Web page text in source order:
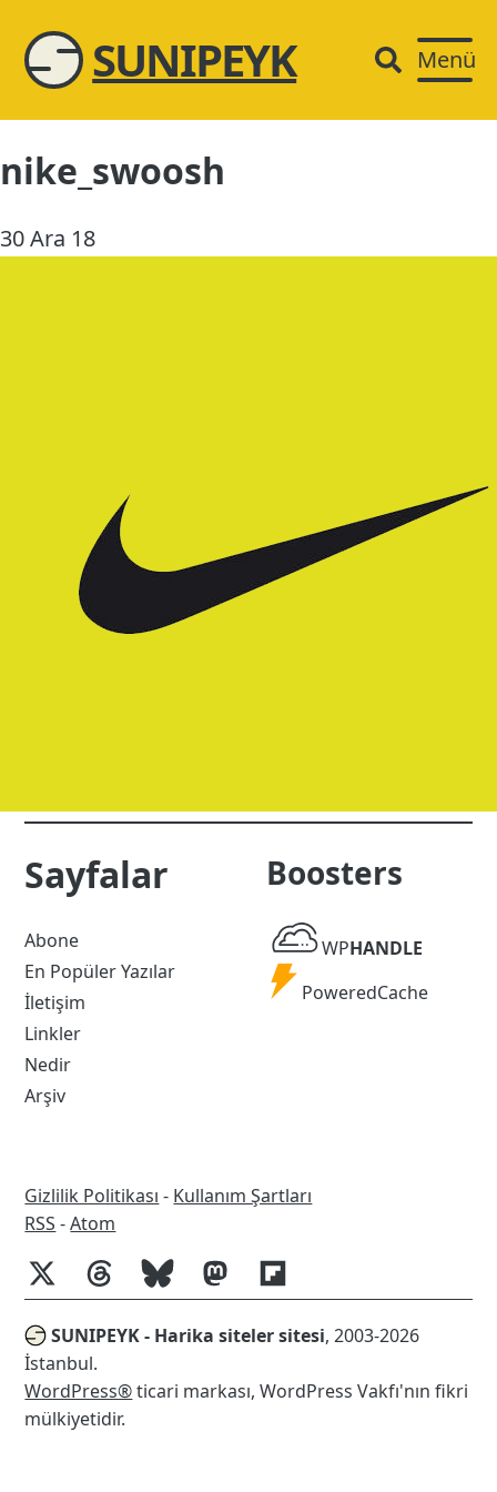
SUNIPEYK Menü
nike_swoosh
30 Ara 18
Sayfalar
Abone
En Popüler Yazılar
İletişim
Linkler
Nedir
Arşiv
Boosters
WP
Handle
WPHANDLE
Powered
PoweredCache
Gizlilik Politikası - Kullanım Şartları
RSS
RSS -Atom
SUNIPEYK - Harika siteler sitesi, 2003-2026
İstanbul.
WordPress®ticari markası, WordPress Vakfı'nın fikri
mülkiyetidir.